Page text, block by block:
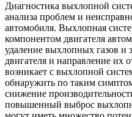
Диагностика выхлопной
анализа проблем и
автомобиля. Выхлопная
компонентом двигателя
удаление выхлопных газов и
двигателя и направление их
возникает с выхлопной
обнаружить по таким
снижение
повышенный выброс